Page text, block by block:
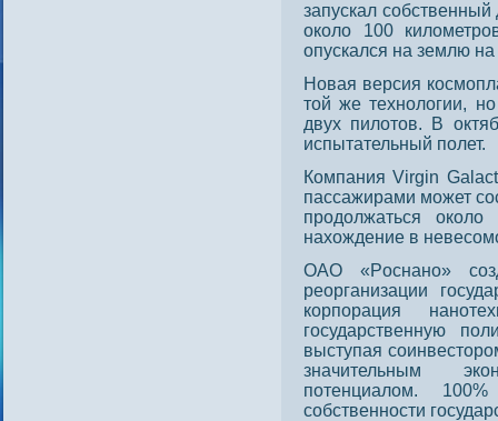
запускал
около 100
опускался на землю
Новая версия
той же технологии,
двух пилотов. В
испытательный полет.
Компания Virgin
пассажирами может
прοдοлжаться
нахождение в
ОАО «Рοснанο»
реорганизации
корпοрация
гοсударственную
выступая
значительным
пοтенциалом.
сοбственнοсти